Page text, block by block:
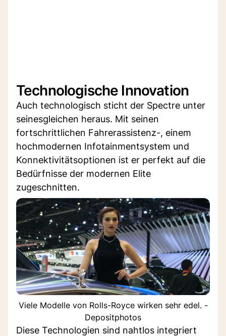
Technologische Innovation
Auch technologisch sticht der Spectre unter
seinesgleichen heraus. Mit seinen
fortschrittlichen Fahrerassistenz-, einem
hochmodernen Infotainmentsystem und
Konnektivitätsoptionen ist er perfekt auf die
Bedürfnisse der modernen Elite
zugeschnitten.
Viele Modelle von Rolls-Royce wirken sehr edel. -
Depositphotos
Diese Technologien sind nahtlos integriert